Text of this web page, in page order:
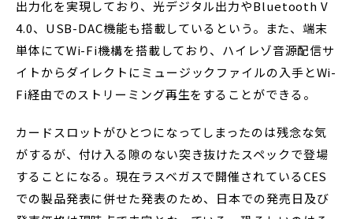
出力化を実現しており、光デジタル出力やBluetooth V
4.0、USB-DAC機能も搭載しているという。また、端末
単体にてWi-Fi機構を搭載しており、ハイレゾ音源配信サ
イトからダイレクトにミュージックファイルの入手とWi-
Fi経由でのストリーミング再生をすることができる。
カードスロットがひとつになってしまったのは残念な気
がするが、付け入る隙のない突き抜けたスペックで登場
することになる。現在ラスベガスで開催されているCES
での製品発表に併せた発表のため、日本での発売日及び